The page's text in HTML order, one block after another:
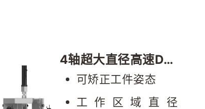
4轴超大直径高速Del
ta 可矫正工件姿态
工作区域直径